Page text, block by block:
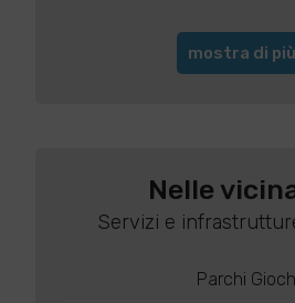
mostra di più
Nelle
Servizi e
Parchi